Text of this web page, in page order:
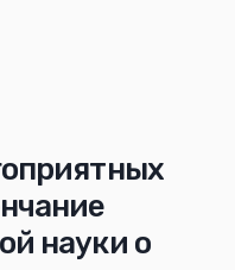
науки о